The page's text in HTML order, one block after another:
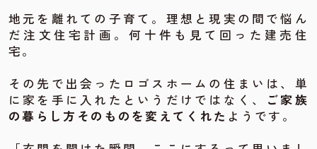
地元を離れての子育て。理想と現実の間で悩ん
だ注文住宅計画。何十件も見て回った建売住
宅。
その先で出会ったロゴスホームの住まいは、単
に家を手に入れたというだけではなく、
ご家族
の暮らし方そのものを変えてくれた ようです。